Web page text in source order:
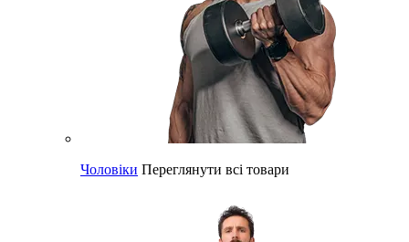
Чоловіки Переглянути всі товари